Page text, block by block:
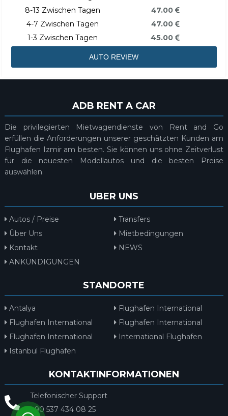
8-13 Zwischen Tagen
4-7 Zwischen Tagen
1-3 Zwischen Tagen
47.00
47.00
45.00
AUTO REVIEW
ADB RENT A CAR
Die privilegierten Mietwagendienste von Rent and Go
erfüllen die Anforderungen unserer geschätzten Kunden am
Flughafen Izmir am besten. Sie können uns ohne Zeitverlust
für die neuesten Modellautos und die besten Preise
auswählen.
UBER UNS
Autos / Preise
Transfers
Über Uns
Mietbedingungen
Kontakt
NEWS
ANKÜNDIGUNGEN
STANDORTE
Antalya
Flughafen International
Flughafen International
Flughafen International
Flughafen International
International Flughafen
Istanbul Flughafen
KONTAKTINFORMATIONEN
Telefonischer Support
+90 537 434 08 25